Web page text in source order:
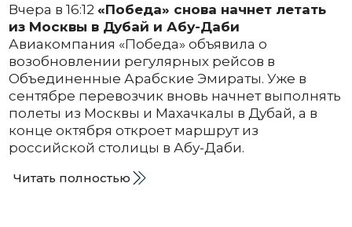
Вчера в 16:12 «Победа» снова начнет летать
из Москвы в Дубай и Абу-Даби
Авиакомпания «Победа» объявила о
возобновлении регулярных рейсов в
Объединенные Арабские Эмираты. Уже в
сентябре перевозчик вновь начнет выполнять
полеты из Москвы и Махачкалы в Дубай, а в
конце октября откроет маршрут из
российской столицы в Абу-Даби.
Читать полностью